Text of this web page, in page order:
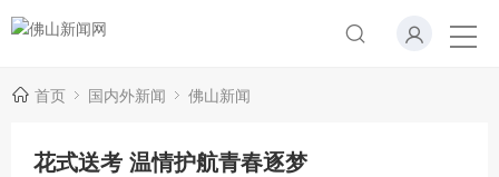
首页 国内外新闻 佛山新闻
花式送考 温情护航青春逐梦